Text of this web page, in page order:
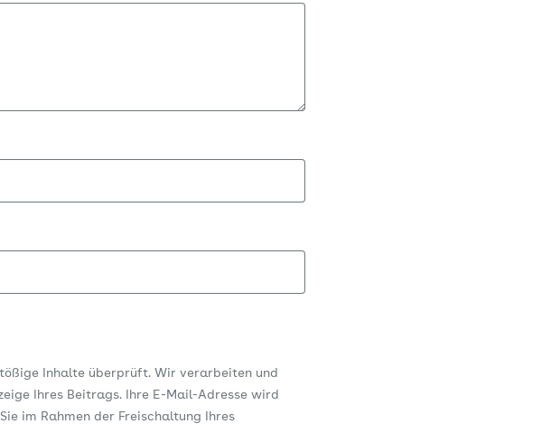
Inhalte überprüft. Wir verarbeiten und
Ihres Beitrags. Ihre E-Mail-Adresse wird
im Rahmen der Freischaltung Ihres